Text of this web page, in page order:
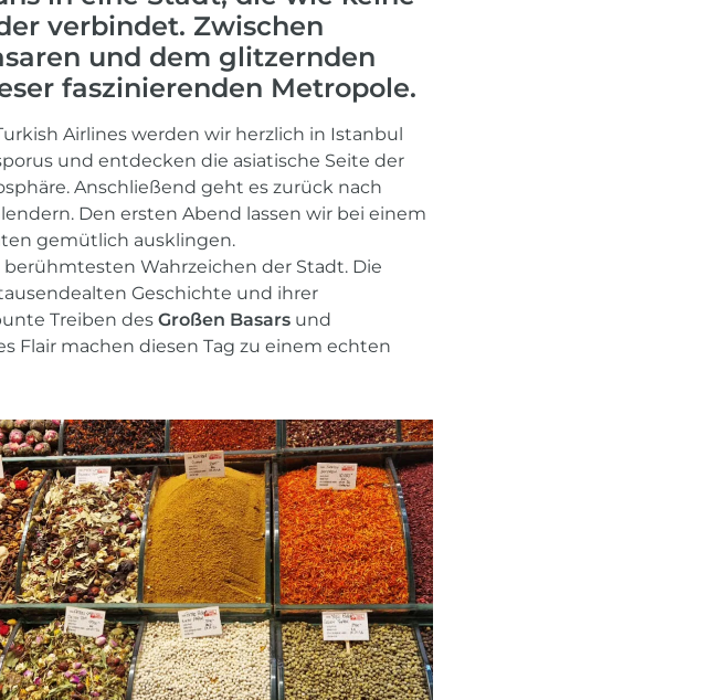
verbindet. Zwischen
und dem glitzernden
faszinierenden Metropole.
Airlines werden wir herzlich in Istanbul
und entdecken die asiatische Seite der
Anschließend geht es zurück nach
Den ersten Abend lassen wir bei einem
gemütlich ausklingen.
Wahrzeichen der Stadt. Die
Geschichte und ihrer
Treiben des Großen Basarsund
Flair machen diesen Tag zu einem echten